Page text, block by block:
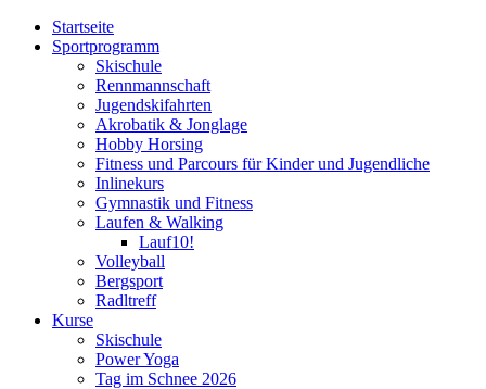
Zum
Inhalt
Startseite
Sportprogramm
Skischule
Rennmannschaft
Jugendskifahrten
Akrobatik & Jonglage
Hobby Horsing
Fitness und Parcours für Kinder und Jugendliche
Inlinekurs
Gymnastik und Fitness
Laufen & Walking
Lauf10!
Volleyball
Bergsport
Radltreff
Kurse
Skischule
Power Yoga
Tag im Schnee 2026